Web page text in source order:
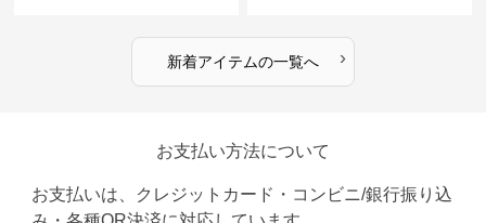
新着アイテムの一覧へ ›
お支払い方法について
お支払いは、クレジットカード・コンビニ/銀行振り込